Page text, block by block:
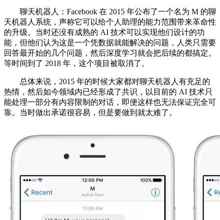
聊天机器人：Facebook 在 2015 年公布了一个名为 M 的聊
天机器人系统，声称它可以给个人助理的能力范围带来革命性
的升级。当时还没有成熟的 AI 技术可以实现他们设计的功
能，但他们认为这是一个凭数据就能解决的问题，人类只需要
回答最开始的几个问题，然后深度学习就会把后续的都搞定。
等时间到了 2018 年，这个项目被取消了。
总体来说，2015 年的时候大家都对聊天机器人有充足的
热情，然后如今领域内已经形成了共识，以目前的 AI 技术只
能处理一部分有内容限制的对话，即便这样也无法保证完全可
靠。当时做出承诺很容易，但是要做到就太难了。